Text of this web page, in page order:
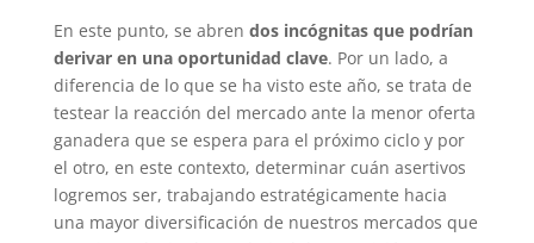
En este punto, se abren dos incógnitas que podrían
derivar en una oportunidad clave. Por un lado, a
diferencia de lo que se ha visto este año, se trata de
testear la reacción del mercado ante la menor oferta
ganadera que se espera para el próximo ciclo y por
el otro, en este contexto, determinar cuán asertivos
logremos ser, trabajando estratégicamente hacia
una mayor diversificación de nuestros mercados que